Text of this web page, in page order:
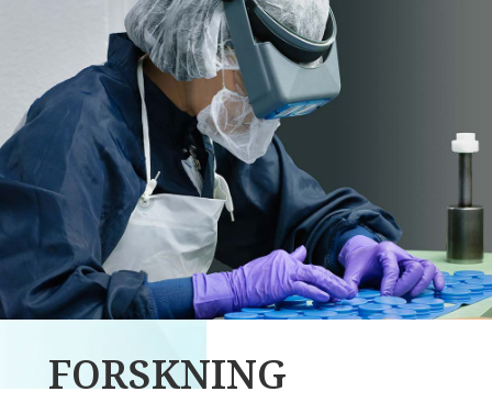
FORSKNING